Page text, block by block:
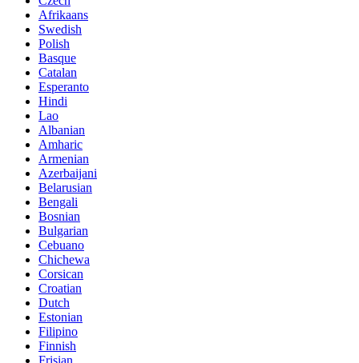
Afrikaans
Swedish
Polish
Basque
Catalan
Esperanto
Hindi
Lao
Albanian
Amharic
Armenian
Azerbaijani
Belarusian
Bengali
Bosnian
Bulgarian
Cebuano
Chichewa
Corsican
Croatian
Dutch
Estonian
Filipino
Finnish
Frisian